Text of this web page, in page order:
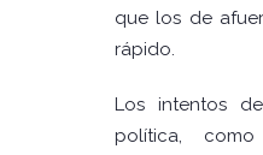
que los de
rápido.
Los intentos
política,